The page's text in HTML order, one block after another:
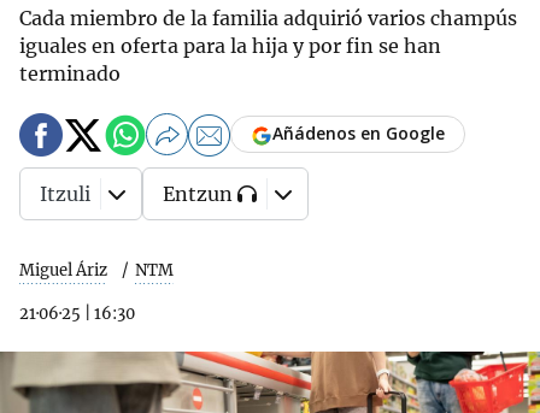
Cada miembro de la familia adquirió varios champús
iguales en oferta para la hija y por fin se han
terminado
Miguel Áriz NTM
21·06·25 16:30
Añádenos en Google
Itzuli Entzun